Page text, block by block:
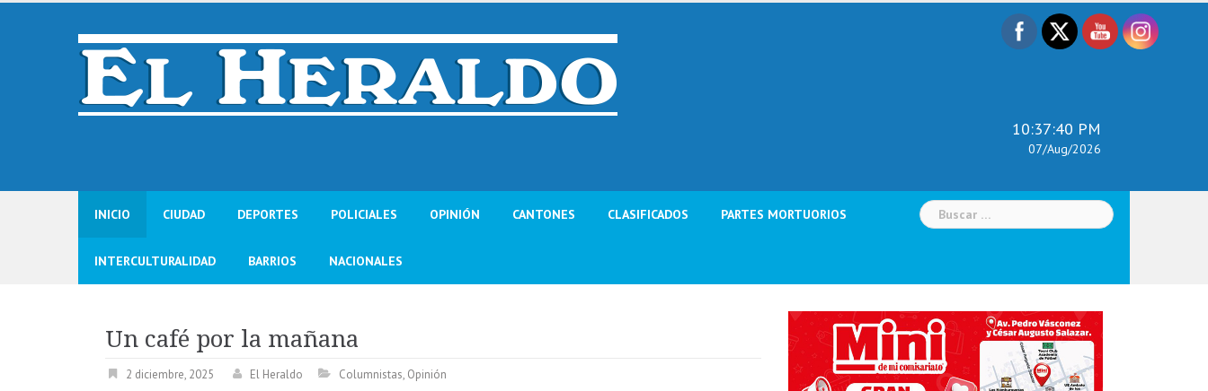
Skip
10:37:41 PM
07/Aug/2026
INICIO CIUDAD DEPORTES POLICIALES OPINIÓN CANTONES CLASIFICADOS PARTES MORTUORIOS
INTERCULTURALIDAD BARRIOS NACIONALES
Buscar:
Un café por la mañana
2 diciembre, 2025 El Heraldo Columnistas, Opinión